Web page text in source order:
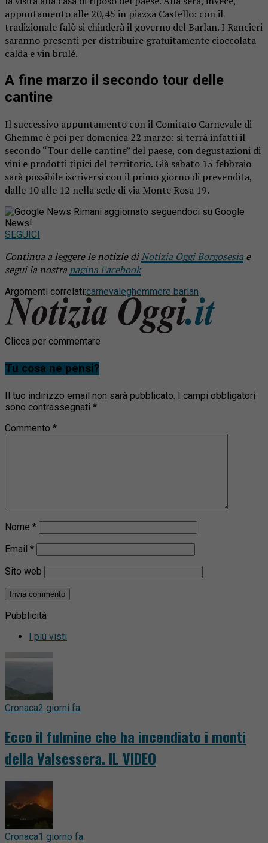
appuntamento alle 20,45 in piazza Castello: con il
tradizionale falò si chiuderà il governo del Barlan. I Rancieri
saranno presenti per distribuire gratuitamente cioccolata
calda e vin brulé.
A fine marzo il secondo tour delle
cantine
Il successivo appuntamento con il Comitato Carnevale di
Ghemme è poi per domenica 22 marzo: si terrà infatti il
secondo “Tour delle cantine” del paese, con degustazioni di
vini e prodotti tipici del territorio. Già sabato 15 febbraio
sarà possibile iscriversi con il primo giorno di prevendita,
dalle 10 alle 12 nella sede di via Monte Rosa 19.
Rimani aggiornato seguendoci su Google
News!
SEGUICI
Continua a leggere le notizie diNotizia Oggi Borgosesia e
segui la nostra pagina Facebook
Argomenti correlati:carnevaleghemmere barlan
Clicca per commentare
Tu cosa ne pensi?
Il tuo indirizzo email non sarà pubblicato. I campi obbligatori
sono contrassegnati *
Commento *
Nome *
Email *
Sito web
Pubblicità
I più visti
Cronaca2 giorni fa
Ecco il fulmine che ha incendiato i monti
della Valsessera. IL VIDEO
Cronaca1 giorno fa